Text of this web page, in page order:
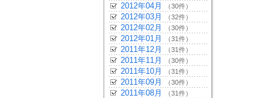
2012年04月 （30件）
2012年03月 （32件）
2012年02月 （30件）
2012年01月 （31件）
2011年12月 （31件）
2011年11月 （30件）
2011年10月 （31件）
2011年09月 （30件）
2011年08月 （31件）